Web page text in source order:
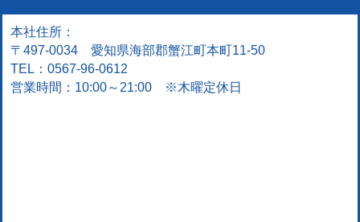
本社住所：
〒497-0034 愛知県海部郡蟹江町本町11-50
TEL：0567-96-0612
営業時間：10:00～21:00 ※木曜定休日